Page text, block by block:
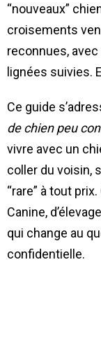
“nouveaux”
croisements
reconnues,
lignées suivies.
Ce guide
de chien peu
vivre avec un
coller du voisin,
“rare” à tout
Canine,
qui change au
confidentielle.